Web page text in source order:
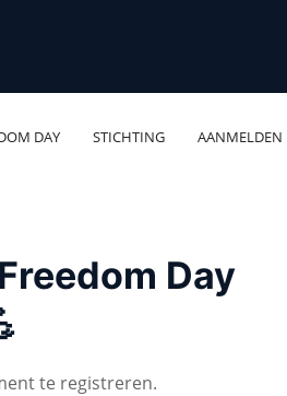
DAY STICHTING AANMELDEN
Day
te registreren.